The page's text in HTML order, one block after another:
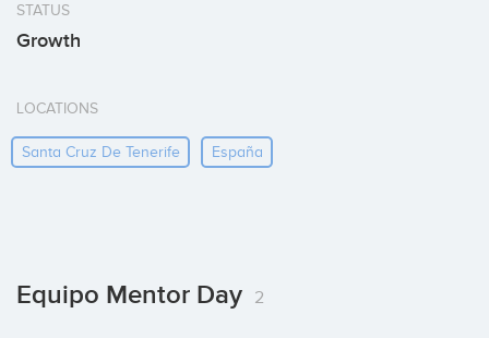
STATUS
Growth
LOCATIONS
Santa Cruz De Tenerife España
Equipo Mentor Day 2